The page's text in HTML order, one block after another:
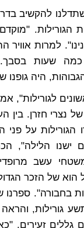
להקשיב
הגורילות.
למרות אוויר
שעות בסבך.
היה גופנו
לגורילות",
נצרי חזרן. בין
הגורילות על
ישנו הלילה",
עשב
הוא של הזכר
בחבורה". ספרנו
גורילות, והראה
גללים זעירים.